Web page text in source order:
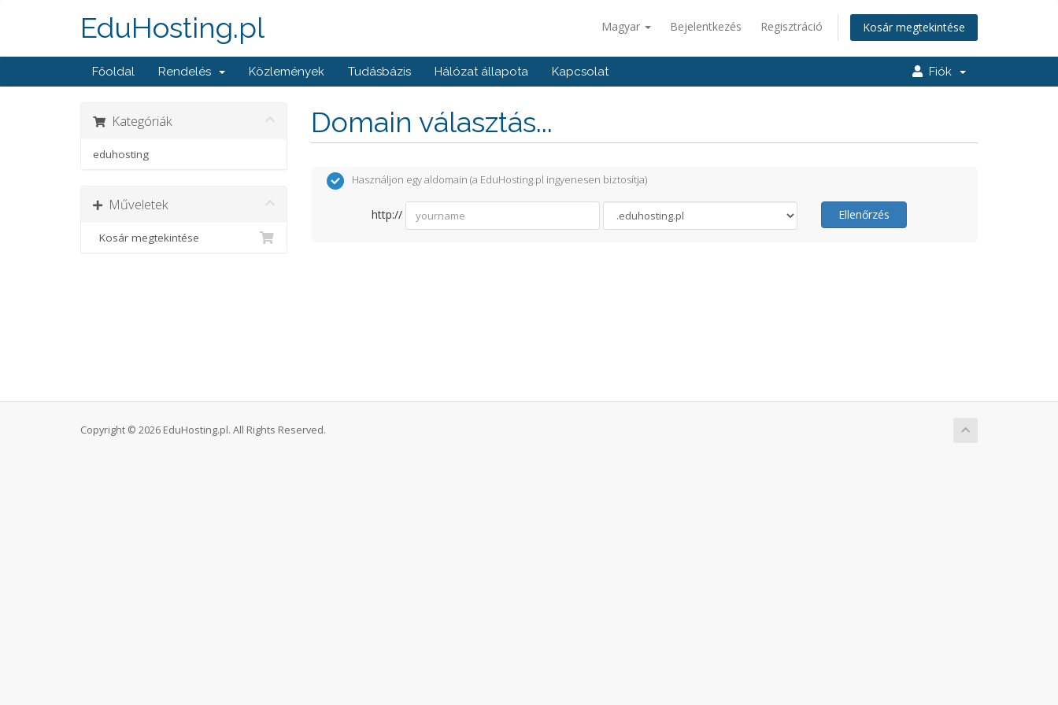
Magyar Bejelentkezés Regisztráció Kosár megtekintése
EduHosting.pl
Főoldal Rendelés Közlemények Tudásbázis Hálózat állapota Kapcsolat Fiók
Domain választás...
Kategóriák
eduhosting
Műveletek
Kosár megtekintése
Használjon egy aldomain (a EduHosting.pl ingyenesen biztosítja)
http:// Ellenőrzés
Copyright © 2026 EduHosting.pl. All Rights Reserved.